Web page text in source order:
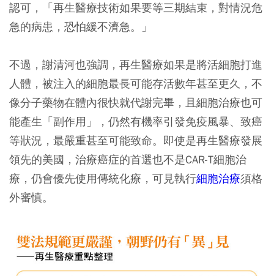
認可，「再生醫療技術如果要等三期結束，對情況危
急的病患，恐怕緩不濟急。」
不過，謝清河也強調，再生醫療如果是將活細胞打進
人體，被注入的細胞最長可能存活數年甚至更久，不
像分子藥物在體內很快就代謝完畢，且細胞治療也可
能產生「副作用」，仍然有機率引發免疫風暴、致癌
等狀況，最嚴重甚至可能致命。即使是再生醫療發展
領先的美國，治療癌症的首選也不是CAR-T細胞治
療，仍會優先使用傳統化療，可見執行細胞治療須格
外審慎。